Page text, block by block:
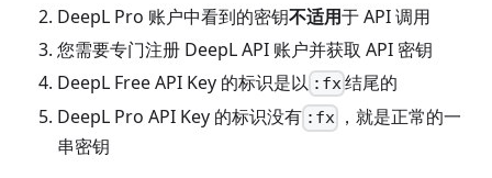
DeepL Pro 账户中看到的密钥不适用于 API 调用
您需要专门注册 DeepL API 账户并获取 API 密钥
DeepL Free API Key 的标识是以 :fx结尾的
DeepL Pro API Key 的标识没有 :fx ，就是正常的一
串密钥